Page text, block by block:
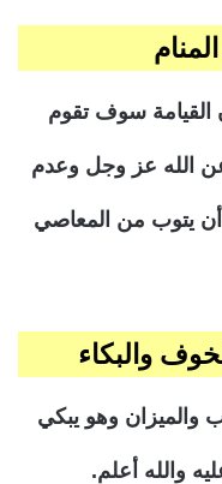
سوف تقوم
الله عز وجل وعدم
أن يتوب من المعاصي
والبكاء
والميزان وهو يبكي
والله أعلم.